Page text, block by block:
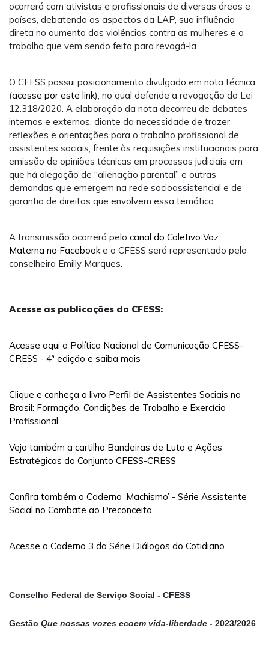
ocorrerá com ativistas e profissionais de diversas áreas e
países, debatendo os aspectos da LAP, sua influência
direta no aumento das violências contra as mulheres e o
trabalho que vem sendo feito para revogá-la.
O CFESS possui posicionamento divulgado em nota técnica
(acesse por este link), no qual defende a revogação da Lei
12.318/2020. A elaboração da nota decorreu de debates
internos e externos, diante da necessidade de trazer
reflexões e orientações para o trabalho profissional de
assistentes sociais, frente às requisições institucionais para
emissão de opiniões técnicas em processos judiciais em
que há alegação de “alienação parental” e outras
demandas que emergem na rede socioassistencial e de
garantia de direitos que envolvem essa temática.
A transmissão ocorrerá pelo canal do Coletivo Voz
Materna no Facebooke o CFESS será representado pela
conselheira Emilly Marques.
Acesse as publicações do CFESS:
Acesse aqui a Política Nacional de Comunicação CFESS-
CRESS - 4ª edição e saiba mais
Clique e conheça o livro Perfil de Assistentes Sociais no
Brasil: Formação, Condições de Trabalho e Exercício
Profissional
Veja também a cartilha Bandeiras de Luta e Ações
Estratégicas do Conjunto CFESS-CRESS
Confira também o Caderno ‘Machismo’ - Série Assistente
Social no Combate ao Preconceito
Acesse o Caderno 3 da Série Diálogos do Cotidiano
Conselho Federal de Serviço Social - CFESS
Gestão Que nossas vozes ecoem vida-liberdade - 2023/2026